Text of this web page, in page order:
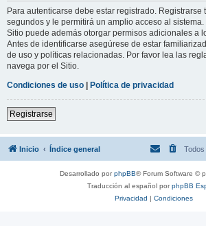
Para autenticarse debe estar registrado. Registrarse
segundos y le permitirá un amplio acceso al
Sitio puede además otorgar permisos adicionales a
Antes de identificarse asegúrese de estar
de uso y políticas relacionadas. Por favor lea las
navega por el Sitio.
Condiciones de uso | Política de privacidad
Registrarse
Inicio Índice general
Desarrollado porphpBB® Forum Software ©
Traducción al español porphpBB
Privacidad | Condiciones